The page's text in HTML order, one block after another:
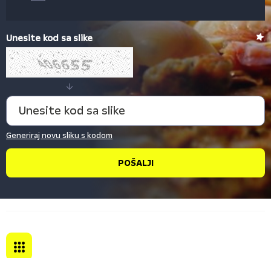
Generiraj novu sliku s kodom
Unesite kod sa slike